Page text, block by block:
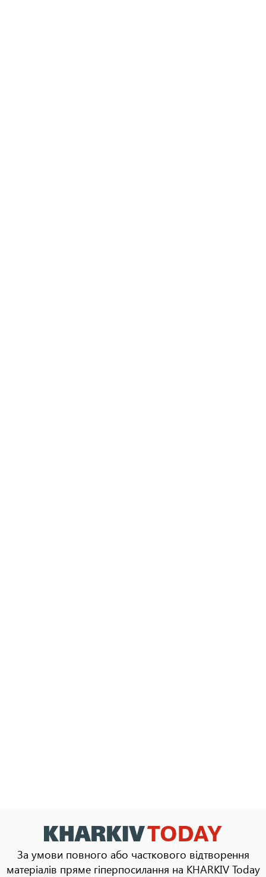
За умови повного або часткового відтворення
матеріалів пряме гіперпосилання на KHARKIV Today